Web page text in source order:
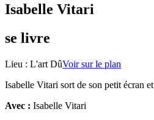
Isabelle Vitari
se livre
Lieu : L'art DûVoir sur le plan
Isabelle Vitari sort de son petit écran
Avec : Isabelle Vitari